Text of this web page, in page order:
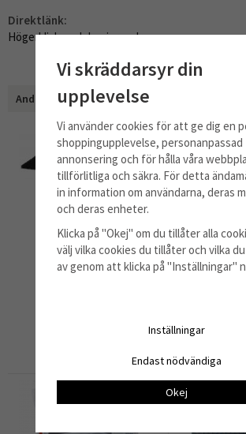
Direktlänk:
Högerklicka och kopiera adressen
Andra har även köpt
Vi skräddarsyr din
upplevelse
Vi använder cookies för att ge dig en
shoppingupplevelse, personanpassad
annonsering och för hålla våra
tillförlitliga och säkra. För detta
in information om användarna, deras
och deras enheter.
Klicka på "Okej" om du tillåter alla
välj vilka cookies du tillåter och vilka
av genom att klicka på "Inställningar"
Inställningar
Endast nödvändiga
Okej